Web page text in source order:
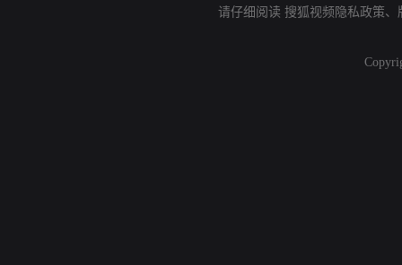
请仔细阅读 搜狐视频隐私政策、